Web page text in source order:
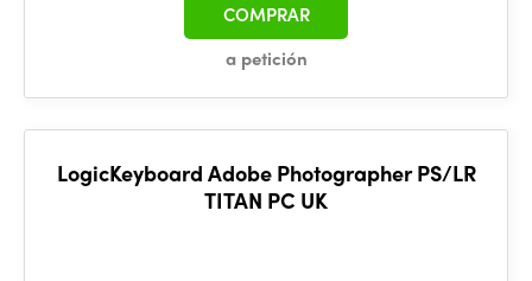
a petición
COMPRAR
LogicKeyboard Adobe Photographer PS/LR
TITAN PC UK